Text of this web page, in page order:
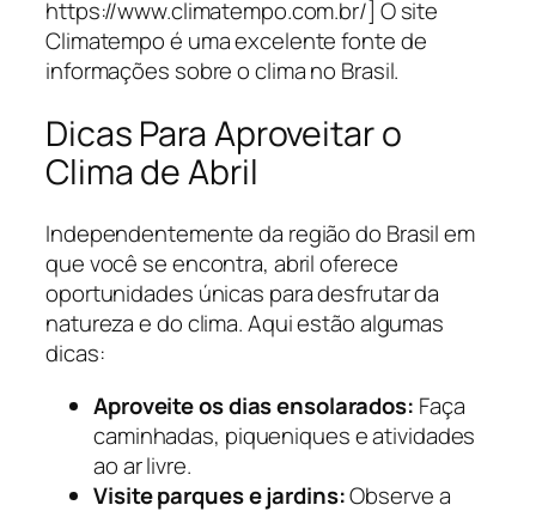
https://www.climatempo.com.br/] O site
Climatempo é uma excelente fonte de
informações sobre o clima no Brasil.
Dicas Para Aproveitar o
Clima de Abril
Independentemente da região do Brasil em
que você se encontra, abril oferece
oportunidades únicas para desfrutar da
natureza e do clima. Aqui estão algumas
dicas:
Aproveite os dias ensolarados: Faça
caminhadas, piqueniques e atividades
ao ar livre.
Visite parques e jardins:Observe a